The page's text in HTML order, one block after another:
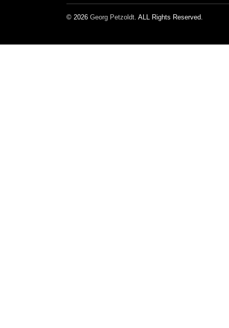
© 2026 Georg Petzoldt . ALL Rights Reserved.